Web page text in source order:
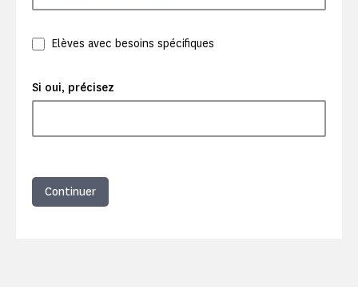
Elèves avec besoins spécifiques
Si oui, précisez
Continuer